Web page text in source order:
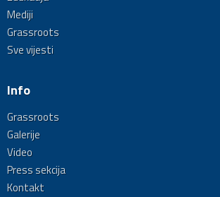
Mediji
Grassroots
Sve vijesti
Info
Grassroots
Galerije
Video
Press sekcija
Kontakt